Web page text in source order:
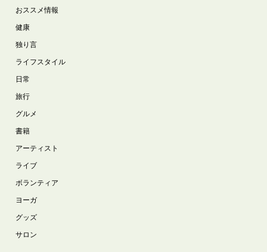
おススメ情報
健康
独り言
ライフスタイル
日常
旅行
グルメ
書籍
アーティスト
ライブ
ボランティア
ヨーガ
グッズ
サロン